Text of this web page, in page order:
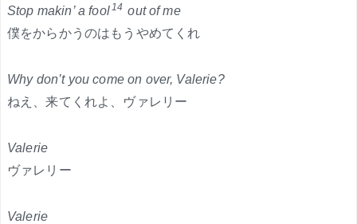
Stop makin’ a fool14 out of me
僕をからかうのはもうやめてくれ
Why don’t you come on over, Valerie?
ねえ、来てくれよ、ヴァレリー
Valerie
ヴァレリー
Valerie